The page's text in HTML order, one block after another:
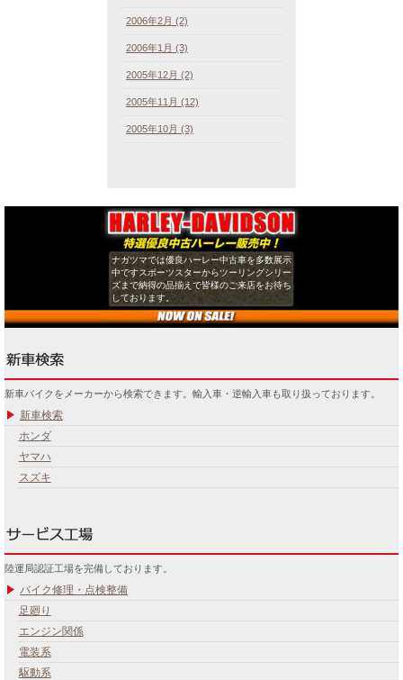
2006年2月 (2)
2006年1月 (3)
2005年12月 (2)
2005年11月 (12)
2005年10月 (3)
ナガツマでは優良ハーレー中古車を多数展示
中ですスポーツスターからツーリングシリー
ズまで納得の品揃えで皆様のご来店をお待ち
しております。
新車バイクをメーカーから検索できます。輸入車・逆輸入車も取り扱っております。
新車検索
ホンダ
ヤマハ
スズキ
陸運局認証工場を完備しております。
バイク修理・点検整備
足廻り
エンジン関係
電装系
駆動系